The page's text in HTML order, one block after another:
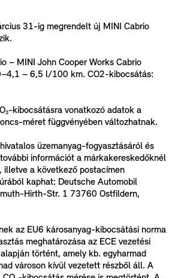
31-ig megrendelt új MINI Cabrio
– MINI John Cooper Works Cabrio
– 6,5 l/100 km. CO2-kibocsátás:
kibocsátásra vonatkozó adatok a
méret függvényében változhatnak.
üzemanyag-fogyasztásáról és
információt a márkakereskedőknél
illetve a következő postacímen
kaphat: Deutsche Automobil
Hirth-Str. 1 73760 Ostfildern,
az EU6 károsanyag-kibocsátási norma
meghatározása az ECE vezetési
történt, amely kb. egyharmad
városon kívül vezetett részből áll. A